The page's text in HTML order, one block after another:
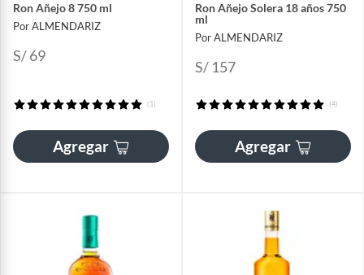
Ron Añejo 8 750 ml
Por ALMENDARIZ
S/ 69
(1)
Agregar
Ron Añejo Solera 18 años 750
ml
Por ALMENDARIZ
S/ 157
(4)
Agregar